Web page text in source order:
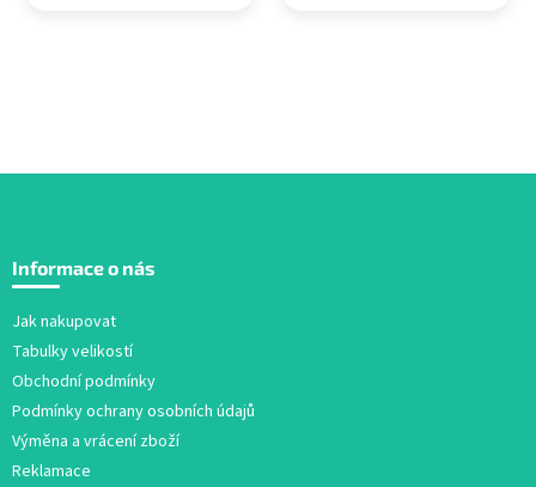
p
Informace o nás
Jak nakupovat
Tabulky velikostí
Obchodní podmínky
Podmínky ochrany osobních údajů
Výměna a vrácení zboží
Reklamace